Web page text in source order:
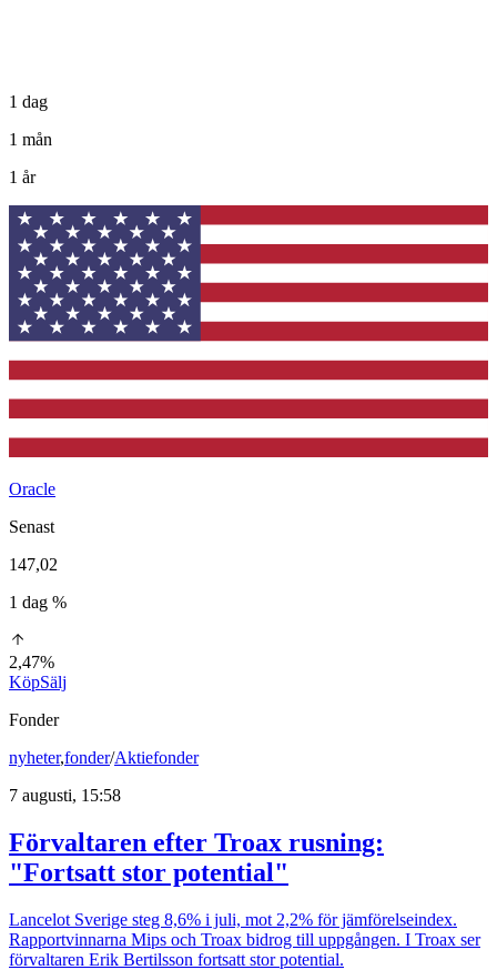
1 dag
1 mån
1 år
Oracle
Senast
147,02
1 dag %
2,47%
KöpSälj
Fonder
nyheter,fonder/Aktiefonder
7 augusti, 15:58
Förvaltaren efter Troax rusning:
"Fortsatt stor potential"
Lancelot Sverige steg 8,6% i juli, mot 2,2% för jämförelseindex.
Rapportvinnarna Mips och Troax bidrog till uppgången. I Troax ser
förvaltaren Erik Bertilsson fortsatt stor potential.